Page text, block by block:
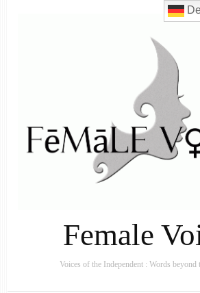
Female
Voices of the Independent : Words beyond